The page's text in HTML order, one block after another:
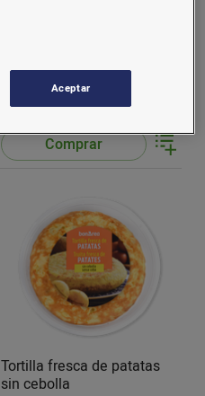
1,35 €/u.
Comprar
Tortilla fresca de patatas
sin cebolla
Aceptar